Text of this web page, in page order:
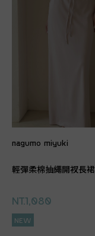
nagumo miyuki
輕彈柔棉抽繩開衩長裙
NT.1,080
NEW